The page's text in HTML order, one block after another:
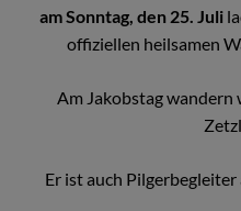
am Sonntag, den 25. Juli
offiziellen heilsamen
Am Jakobstag wandern
Er ist auch